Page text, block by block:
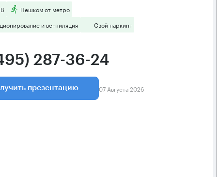
Пешком от метро
и вентиляция
Свой паркинг
287-36-24
презентацию 07 Августа 2026